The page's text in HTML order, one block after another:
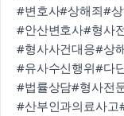
#변호사#상해죄#
#안산변호사#형사
#형사사건대응#상
#유사수신행위#다
#법률상담#형사전
#산부인과의료사고